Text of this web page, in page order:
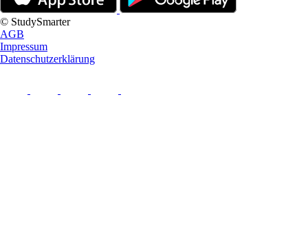
© StudySmarter
AGB
Impressum
Datenschutzerklärung